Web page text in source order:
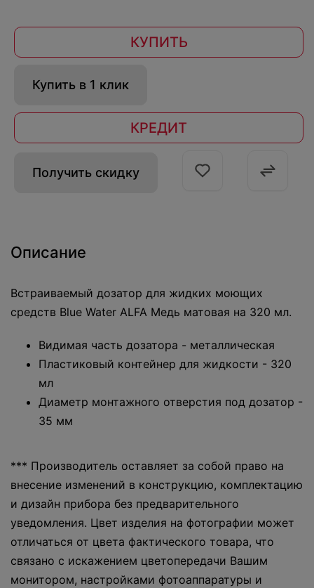
КУПИТЬ
Купить в 1 клик
КРЕДИТ
Получить скидку
Описание
Встраиваемый дозатор для жидких моющих
средств Blue Water ALFA Медь матовая на 320 мл.
Видимая часть дозатора - металлическая
Пластиковый контейнер для жидкости - 320
мл
Диаметр монтажного отверстия под дозатор -
35 мм
*** Производитель оставляет за собой право на
внесение изменений в конструкцию, комплектацию
и дизайн прибора без предварительного
уведомления. Цвет изделия на фотографии может
отличаться от цвета фактического товара, что
связано с искажением цветопередачи Вашим
монитором, настройками фотоаппаратуры и